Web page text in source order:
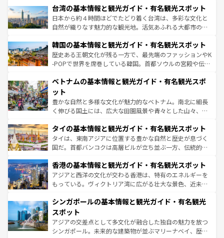
人々、おいしいローカルフードやハワイアンミュージッ
ク、伝統的なフラダンスなど、すべてがハワイの魅力を彩
っている。訪れるたびに新しい発見と感動が待っているハ
はコンテンツ一覧を参照してほしい。
リアリーフや大陸中央部にそびえるウルル（エアーズロッ
ク）、タスマニアの美しい原生林やケアンズの熱帯雨林な
ど、見どころがたくさん。また、カフェやワイン、オージ
いる。アクティビティも充実しており、サーフィンやダイ
ビング、ハイキングなど、アウトドア好きにはたまらな
い。オーストラリアの多彩な魅力を存分に味わいつくそ
参照してほしい。
台湾の基本情報と観光ガイド・有名観光スポット
日本から約４時間ほどでたどり着く台湾は、多彩な文化と
自然が織りなす魅力的な観光地。活気あふれる大都市の台
ン）、静ひつな山岳地帯である台湾東部など、都市の喧騒
と山間の静けさが共存しており、訪れる人に新しい発見と
驚きをもたらしてくれる。また、奥深い台湾の食文化も魅
容にもいいと評判のスイーツなど、バラエティ豊かな料理
照してほしい。
韓国の基本情報と観光ガイド・有名観光スポット
歴史ある王朝文化が残る一方で、最先端のファッションやK
-POPで世界を席巻している韓国。首都ソウルの宮殿や伝統
き、地方に足を延ばせば四季折々の自然美を楽しむことが
できる。そして、キムチや焼肉、絶品のストリートフード
まで、さまざまな韓国料理が待っている。夜には、韓国な
らではのナイトライフも堪能できる。あたたかいホスピタ
わってみてほしい。 なお、新着の韓国情報はコンテンツ一
覧 を参照してほしい。
ベトナムの基本情報と観光ガイド・有名観光スポ
ット
豊かな自然と多様な文化が魅力的なベトナム。南北に細長
く伸びる国土には、広大な田園風景や青々とした山々、世
急速な発展と共に伝統が息づく。ハノイの古い町並みやホ
ーチミン市のフランス統治時代の建物も、独特の雰囲気を
醸し出している。また、バラエティの豊かさとおいしさで
とつ。フォーやバインミー、ベトナムコーヒーなどは、ぜ
ひ現地で味わいたい。どの地域を訪れてもあたたかい人々
が旅行者を迎えてくれるので、きっと忘れられない旅にな
参照してほしい。
タイの基本情報と観光ガイド・有名観光スポット
タイは、東南アジアに位置する豊かな自然と歴史が息づく
国だ。首都バンコクは高層ビルが立ち並ぶ一方、伝統的な
の活気が交差している。北部ではチェンマイなどの山岳地
帯で自然と触れ合い、南部ではプーケットやクラビの美し
いビーチでリゾート気分を楽しむことができる。タイ料理
激する。気候は一年中温暖で、どの季節にも異なる楽しみ
が待っている。親しみやすいタイの人々、仏教を中心とし
た文化、そして多様な観光資源が、訪れる旅人を魅了し続
ける。 なお、新着のタイ情報はコンテンツ一覧を参照して
香港の基本情報と観光ガイド・有名観光スポット
アジアと西洋の文化が交わる香港は、特有のエネルギーを
もっている。ヴィクトリア湾に広がる壮大な景色、近未来
み、どこを訪れても感動するはず。観光スポットが密集し
ており、効率よく見どころを回れるのも魅力。息をのむよ
うな絶景から文化的な体験まで、香港を存分に楽しみ尽く
そう。 なお、新着の香港情報はコンテンツ一覧を参照して
シンガポールの基本情報と観光ガイド・有名観光
スポット
アジアの交差点として多文化が融合した独自の魅力を放つ
シンガポール。未来的な建築物が並ぶマリーナベイ、歴史